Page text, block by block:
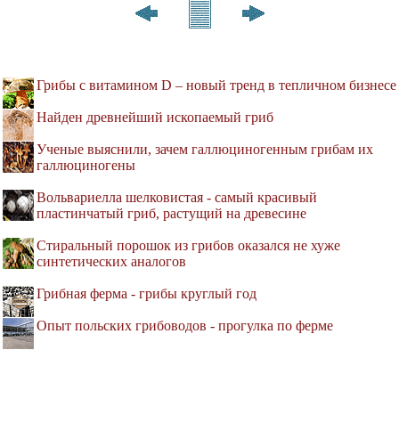
Грибы с витамином D – новый тренд в тепличном бизнесе
Найден древнейший ископаемый гриб
Ученые выяснили, зачем галлюциногенным грибам их
галлюциногены
Вольвариелла шелковистая - самый красивый
пластинчатый гриб, растущий на древесине
Стиральный порошок из грибов оказался не хуже
синтетических аналогов
Грибная ферма - грибы круглый год
Опыт польских грибоводов - прогулка по ферме